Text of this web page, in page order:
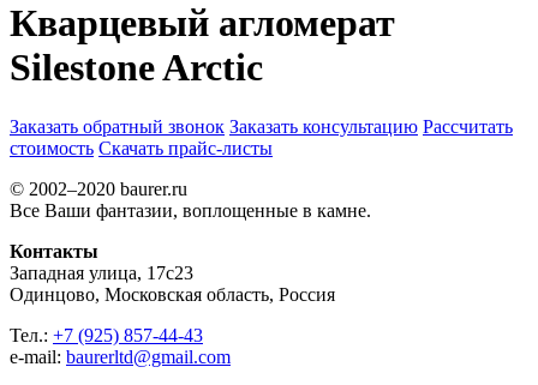
Кварцевый агломерат
Silestone Arctic
Заказать обратный звонок Заказать консультацию Рассчитать
стоимость Скачать прайс-листы
© 2002–2020 baurer.ru
Все Ваши фантазии, воплощенные в камне.
Контакты
Западная улица, 17с23
Одинцово, Московская область, Россия
Тел.: +7 (925) 857-44-43
e-mail: baurerltd@gmail.com